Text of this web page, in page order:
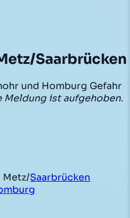
Saarbrücken
und Homburg Gefahr
Meldung ist aufgehoben.
Metz/Saarbrücken